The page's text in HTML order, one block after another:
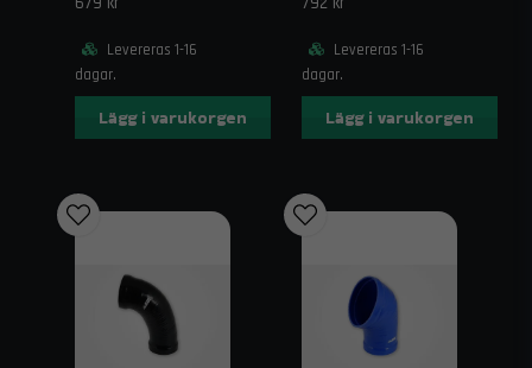
Levereras 1-16
dagar.
Lägg i varukorgen
Levereras 1-16
dagar.
Lägg i varukorgen